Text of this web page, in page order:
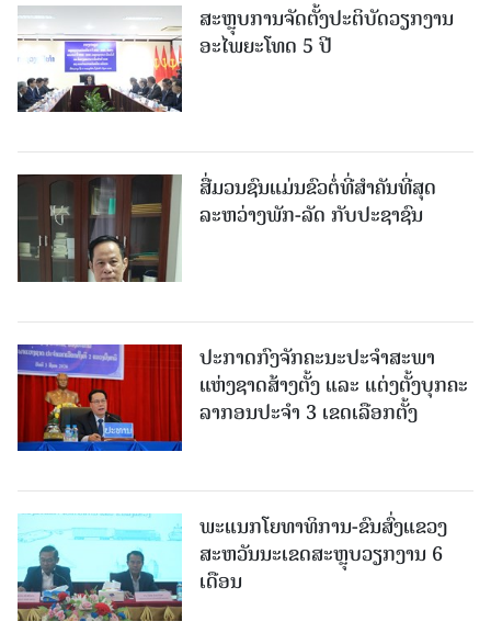
ສະຫຼຸບການຈັດຕັ້ງປະຕິບັດວຽກງານ
ອະໄພຍະໂທດ 5 ປີ
ສື່ມວນຊົນແມ່ນຂົວຕໍ່ທີ່ສໍາຄັນທີ່ສຸດ
ລະຫວ່າງພັກ-ລັດ ກັບປະຊາຊົນ
ປະກາດກົງຈັກຄະນະປະຈໍາສະພາ
ແຫ່ງຊາດສ້າງຕັ້ງ ແລະ ແຕ່ງຕັ້ງບຸກຄະ
ລາກອນປະຈໍາ 3 ເຂດເລືອກຕັ້ງ
ພະແນກໂຍທາທິການ-ຂົນສົ່ງແຂວງ
ສະຫວັນນະເຂດສະຫຼຸບວຽກງານ 6
ເດືອນ